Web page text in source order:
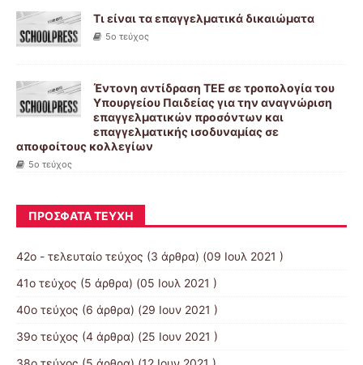
Τι είναι τα επαγγελματικά δικαιώματα
5ο τεύχος
Έντονη αντίδραση ΤΕΕ σε τροπολογία του
Υπουργείου Παιδείας για την αναγνώριση
επαγγελματικών προσόντων και
επαγγελματικής ισοδυναμίας σε
αποφοίτους κολλεγίων
5ο τεύχος
ΠΡΌΣΦΑΤΑ ΤΕΎΧΗ
42ο - τελευταίο τεύχος (3 άρθρα) (09 Ιουλ 2021 )
41ο τεύχος (5 άρθρα) (05 Ιουλ 2021 )
40ο τεύχος (6 άρθρα) (29 Ιουν 2021 )
39ο τεύχος (4 άρθρα) (25 Ιουν 2021 )